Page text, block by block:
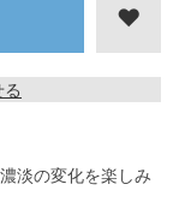
淡の変化を楽しみ